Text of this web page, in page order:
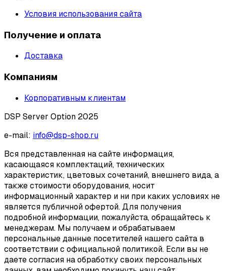
Условия использования сайта
Получение и оплата
Доставка
Компаниям
Корпоративным клиентам
DSP Server Option 2025
e-mail: info@dsp-shop.ru
Вся представленная на сайте информация,
касающаяся комплектаций, технических
характеристик, цветовых сочетаний, внешнего вида, а
также стоимости оборудования, носит
информационный характер и ни при каких условиях не
является публичной офертой. Для получения
подробной информации, пожалуйста, обращайтесь к
менеджерам. Мы получаем и обрабатываем
персональные данные посетителей нашего сайта в
соответствии с официальной политикой. Если вы не
даете согласия на обработку своих персональных